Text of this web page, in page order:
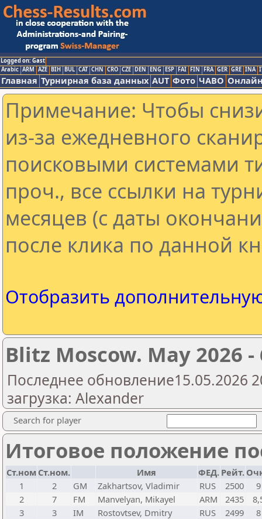
Logged on: Gast
Arabic ARM AZE BIH BUL CAT CHN CRO CZE DEN ENG ESP FAI FIN FRA GER GRE INA
Главная Турнирная база данных AUT Фото ЧАВО
Примечание: Чтобы
из-за ежедневного
поисковыми системами
проч., все ссылки на
месяцев (с даты
после клика по данной
Отобразить
Blitz Moscow. May 2026 -
Последнее обновление15.05.2026
загрузка: Alexander
Search for player
Итоговое положение
Ст.ном Ст.ном. Имя ФЕД. Рейт.
1
2 GM Zakhartsov, Vladimir RUS 2500
9
2
7 FM Manvelyan, Mikayel ARM 2435
3
3 IM Rostovtsev, Dmitry RUS 2499
8